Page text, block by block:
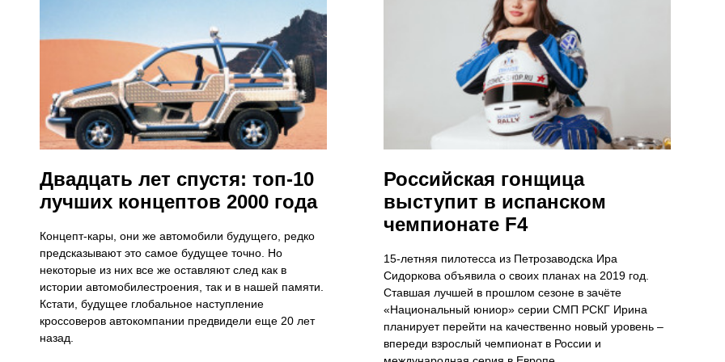
Двадцать лет спустя: топ-10
лучших концептов 2000 года
Концепт-кары, они же автомобили будущего, редко
предсказывают это самое будущее точно. Но
некоторые из них все же оставляют след как в
истории автомобилестроения, так и в нашей памяти.
Кстати, будущее глобальное наступление
кроссоверов автокомпании предвидели еще 20 лет
назад.
Российская гонщица
выступит в испанском
чемпионате F4
15-летняя пилотесса из Петрозаводска Ира
Сидоркова объявила о своих планах на 2019 год.
Ставшая лучшей в прошлом сезоне в зачёте
«Национальный юниор» серии СМП РСКГ Ирина
планирует перейти на качественно новый уровень –
впереди взрослый чемпионат в России и